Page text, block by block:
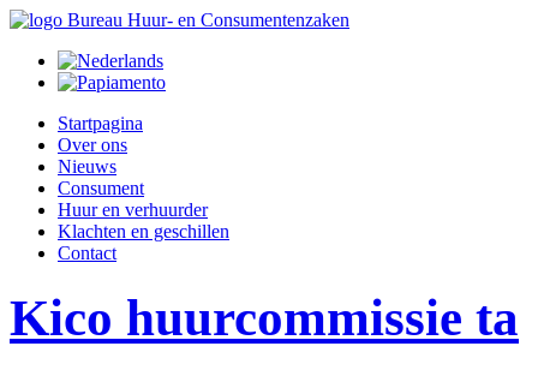
Startpagina
Over ons
Nieuws
Consument
Huur en verhuurder
Klachten en geschillen
Contact
Kico huurcommissie ta